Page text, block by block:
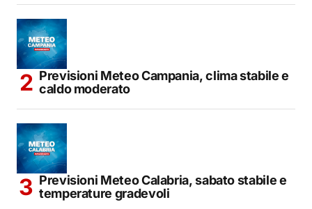
Previsioni Meteo Campania, clima stabile e
caldo moderato
Previsioni Meteo Calabria, sabato stabile e
temperature gradevoli